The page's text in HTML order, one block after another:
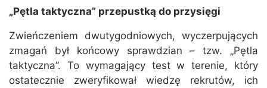
„Pętla taktyczna” przepustką do przysięgi
Zwieńczeniem dwutygodniowych, wyczerpujących
zmagań był końcowy sprawdzian – tzw. „Pętla
taktyczna”. To wymagający test w terenie, który
ostatecznie zweryfikował wiedzę rekrutów, ich